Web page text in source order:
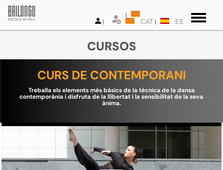
CAT ES
CURSOS
CURS DE CONTEMPORANI
Treballa els elements més bàsics de la tècnica de la dansa
contemporània i disfruta de la llibertat i la sensibilitat de la seva
ànima.